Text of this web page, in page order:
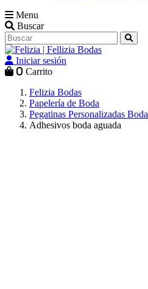
Menu
Buscar
Iniciar sesión
0 Carrito
Felizia Bodas
Papelería de Boda
Pegatinas Personalizadas Boda
Adhesivos boda aguada